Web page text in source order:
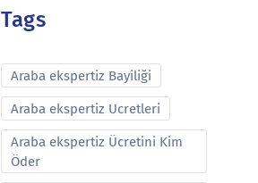
Tags
Araba ekspertiz Bayiliği
Araba ekspertiz Ucretleri
Araba ekspertiz Ücretini Kim
Öder